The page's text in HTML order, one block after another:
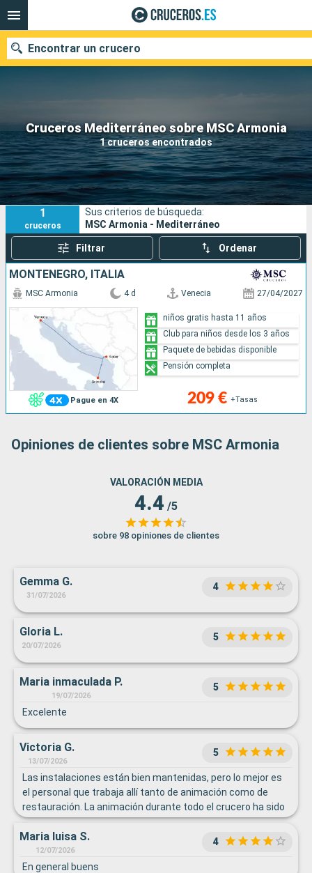
Cruceros Mediterráneo sobre MSC Armonia
1 cruceros encontrados
Encontrar un crucero
Nuestros destinos
Fecha de salida
Puertos Compañías
Buscar
1
cruceros
Sus criterios de búsqueda:
MSC Armonia - Mediterráneo
Filtrar Ordenar
MONTENEGRO, ITALIA
Pague en 4X
MSC Armonia 4 d Venecia 27/04/2027
209 € +Tasas
niños gratis hasta 11 años
Club para niños desde los 3 años
Paquete de bebidas disponible
Pensión completa
Opiniones de clientes sobre MSC Armonia
VALORACIÓN MEDIA
4.4 /5
sobre 98 opiniones de clientes
Gemma G.
31/07/2026
4
Gloria L.
20/07/2026
5
Maria inmaculada P.
19/07/2026
5
Excelente
Victoria G.
13/07/2026
5
Las instalaciones están bien mantenidas, pero lo mejor es
el personal que trabaja allí tanto de animación como de
restauración. La animación durante todo el crucero ha sido
muy buena ya que hacia mucho más ameno las horas que
había que estar en el barco.
Maria luisa S.
12/07/2026
4
En general buens